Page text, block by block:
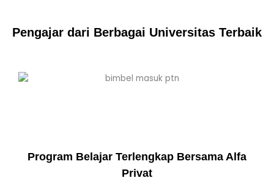
Pengajar dari Berbagai Universitas Terbaik
Program Belajar Terlengkap Bersama Alfa
Privat